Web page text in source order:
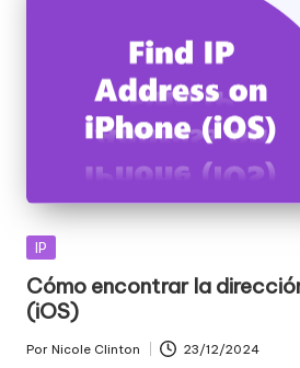
Publicada
IP
Cómo encontrar la
(iOS)
Publicado
Por Nicole Clinton 23/12/2024